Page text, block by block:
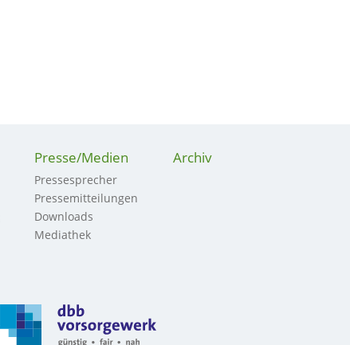
Presse/Medien
Pressesprecher
Pressemitteilungen
Downloads
Mediathek
Archiv